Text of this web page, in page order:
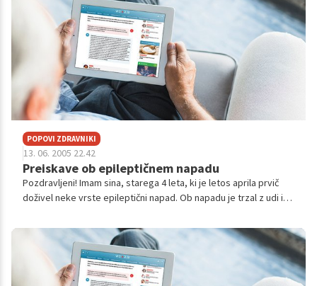
POPOVI ZDRAVNIKI
13. 06. 2005 22.42
Preiskave ob epileptičnem napadu
Pozdravljeni! Imam sina, starega 4 leta, ki je letos aprila prvič
doživel neke vrste epileptični napad. Ob napadu je trzal z udi in
bolnišnico,...